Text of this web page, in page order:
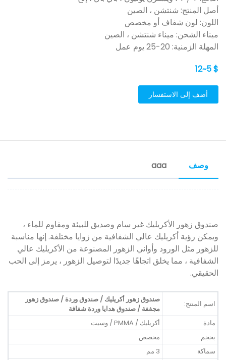
أصل المنتج: شنتشن ، الصين
اللون: لون شفاف أو مخصص
ميناء الشحن: ميناء شنتشن ، الصين
المهلة الزمنية: 20-25 يوم عمل
$ 5~12
أضف إلى الاستفسار
وصف aaa
صندوق زهور الأكريليك غير سام وصديق للبيئة ومقاوم للماء ،
ويمكن رؤية أكريليك عالي الشفافية من زوايا مختلفة. إنها مناسبة
للزهور مثل الورود وأواني الزهور المصنوعة من الأكريليك عالي
الشفافية ، مما يخلق اتجاهًا جديدًا لتوصيل الزهور ، يرمز إلى الحب
الحقيقي.
اسم المنتج:
صندوق زهور أكريليك / صندوق وردة / صندوق زهور
مجففة / صندوق هدايا وردة شفافة
مادة
أكريليك / PMMA / وسيت
بحجم
مخصص
سماكة
3 مم